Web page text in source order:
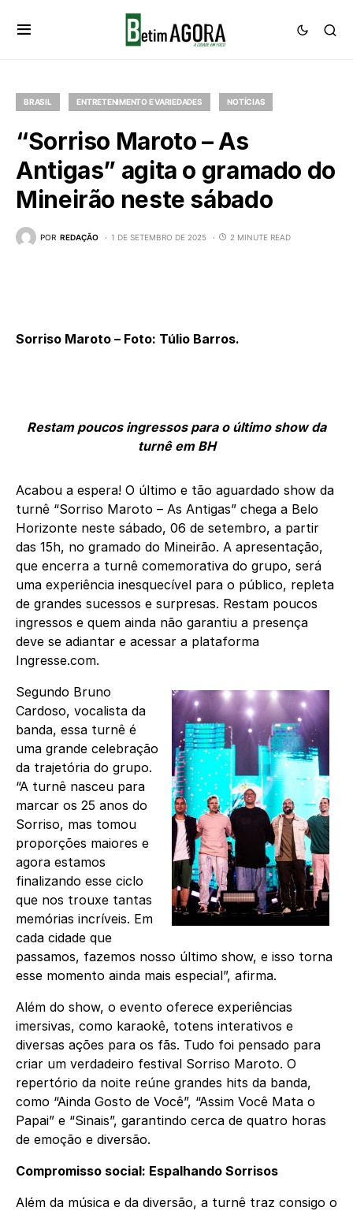
BRASIL ENTRETENIMENTO E VARIEDADES NOTÍCIAS
“Sorriso Maroto – As
Antigas” agita o gramado do
Mineirão neste sábado
POR REDAÇÃO 1 DE SETEMBRO DE 2025 2 MINUTE READ
Sorriso Maroto – Foto: Túlio Barros.
Restam poucos ingressos para o último show da
turnê em BH
Acabou a espera! O último e tão aguardado show da
turnê “Sorriso Maroto – As Antigas” chega a Belo
Horizonte neste sábado, 06 de setembro, a partir
das 15h, no gramado do Mineirão. A apresentação,
que encerra a turnê comemorativa do grupo, será
uma experiência inesquecível para o público, repleta
de grandes sucessos e surpresas. Restam poucos
ingressos e quem ainda não garantiu a presença
deve se adiantar e acessar a plataforma
Ingresse.com.
Segundo Bruno
Cardoso, vocalista da
banda, essa turnê é
uma grande celebração
da trajetória do grupo.
“A turnê nasceu para
marcar os 25 anos do
Sorriso, mas tomou
proporções maiores e
agora estamos
finalizando esse ciclo
que nos trouxe tantas
memórias incríveis. Em
cada cidade que
passamos, fazemos nosso último show, e isso torna
esse momento ainda mais especial”, afirma.
Além do show, o evento oferece experiências
imersivas, como karaokê, totens interativos e
diversas ações para os fãs. Tudo foi pensado para
criar um verdadeiro festival Sorriso Maroto. O
repertório da noite reúne grandes hits da banda,
como “Ainda Gosto de Você”, “Assim Você Mata o
Papai” e “Sinais”, garantindo cerca de quatro horas
de emoção e diversão.
Compromisso social: Espalhando Sorrisos
Além da música e da diversão, a turnê traz consigo o